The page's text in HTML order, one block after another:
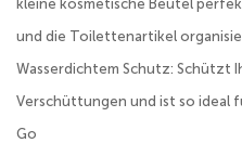
kleine kosmetische Beutel
und die Toilettenartikel
Wasserdichtem Schutz: Schützt
Verschüttungen und ist so ideal
Go